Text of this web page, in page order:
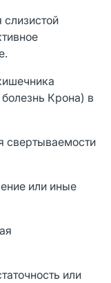
Крона) в
или иные
или